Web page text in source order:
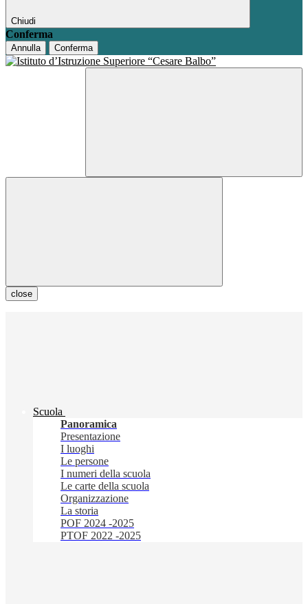
Chiudi
Conferma
Annulla Conferma
close
Scuola
Panoramica
Presentazione
I luoghi
Le persone
I numeri della scuola
Le carte della scuola
Organizzazione
La storia
POF 2024 -2025
PTOF 2022 -2025